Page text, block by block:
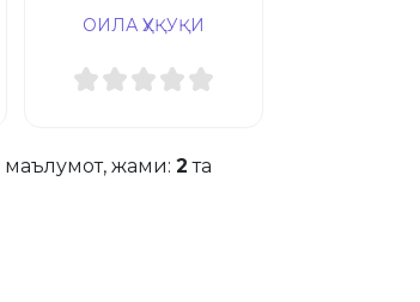
ОИЛА ҲУҚУҚИ
маълумот, жами: 2 та